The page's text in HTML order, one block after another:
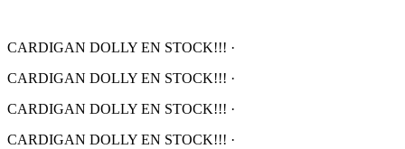
CARDIGAN DOLLY EN STOCK!!! ·
CARDIGAN DOLLY EN STOCK!!! ·
CARDIGAN DOLLY EN STOCK!!! ·
CARDIGAN DOLLY EN STOCK!!! ·